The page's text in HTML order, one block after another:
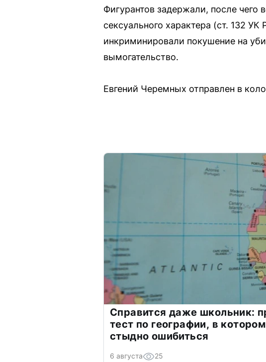
Фигурантов задержали, после чего
сексуального характера (ст. 132
инкриминировали покушение на
вымогательство.
Евгений Черемных отправлен в
Справится даже школьник:
тест по географии, в
стыдно ошибиться
6 августа 25